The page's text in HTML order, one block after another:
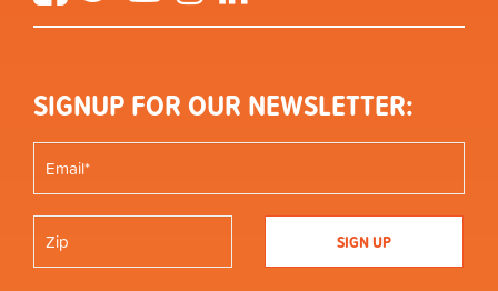
SIGNUP FOR OUR NEWSLETTER: